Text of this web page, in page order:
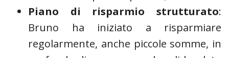
Piano di risparmio strutturato:
Bruno ha iniziato a risparmiare
regolarmente, anche piccole somme, in